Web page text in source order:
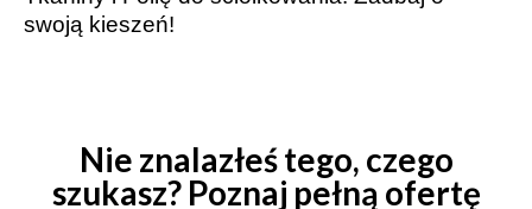
swoją kieszeń!
Nie znalazłeś tego, czego
szukasz? Poznaj pełną ofertę